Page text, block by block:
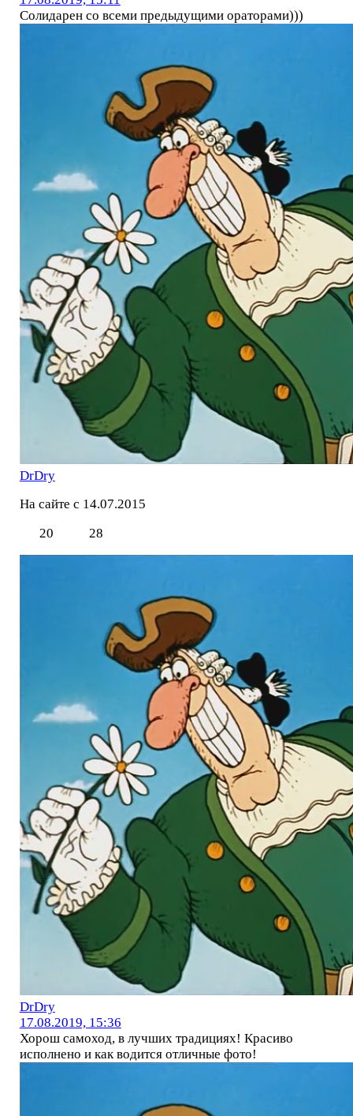
Солидарен со всеми предыдущими ораторами)))
DrDry
На сайте с 14.07.2015
20
28
DrDry
17.08.2019, 15:36
Хорош самоход, в лучших традициях! Красиво
исполнено и как водится отличные фото!